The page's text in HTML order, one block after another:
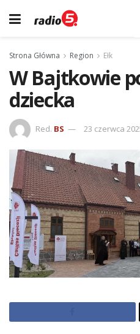
Strona Główna Region Ełk
W Bajtkowie
dziecka
Red. BS 23 czerwca